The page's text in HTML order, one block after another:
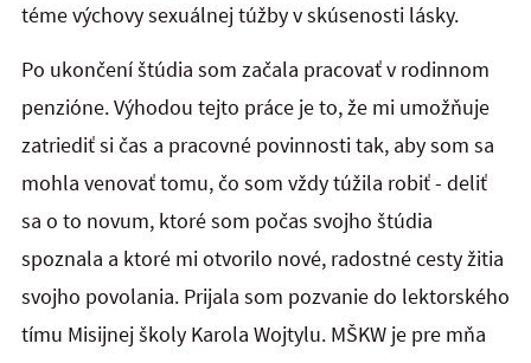
téme výchovy sexuálnej túžby v skúsenosti lásky.
Po ukončení štúdia som začala pracovať v rodinnom
penzióne. Výhodou tejto práce je to, že mi umožňuje
zatriediť si čas a pracovné povinnosti tak, aby som sa
mohla venovať tomu, čo som vždy túžila robiť - deliť
sa o to novum, ktoré som počas svojho štúdia
spoznala a ktoré mi otvorilo nové, radostné cesty žitia
svojho povolania. Prijala som pozvanie do lektorského
tímu Misijnej školy Karola Wojtylu. MŠKW je pre mňa